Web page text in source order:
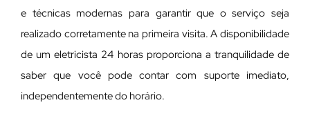
e técnicas modernas para garantir que o serviço seja
realizado corretamente na primeira visita. A disponibilidade
de um eletricista 24 horas proporciona a tranquilidade de
saber que você pode contar com suporte imediato,
independentemente do horário.